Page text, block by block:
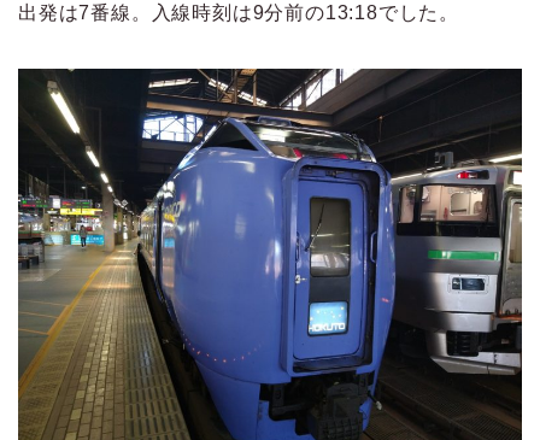
出発は7番線。入線時刻は9分前の13:18でした。